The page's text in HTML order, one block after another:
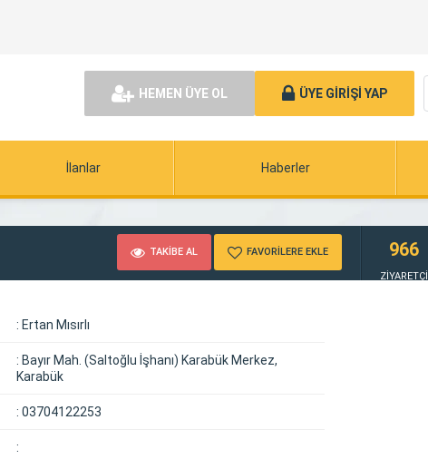
HEMEN ÜYE OL ÜYE GİRİŞİ YAP
İlanlar Haberler
TAKİBE AL FAVORİLERE EKLE 966
ZİYARETÇİ
: Ertan Mısırlı
: Bayır Mah. (Saltoğlu İşhanı) Karabük Merkez,
Karabük
: 03704122253
: